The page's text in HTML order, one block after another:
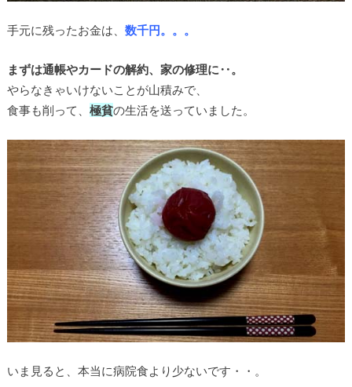
手元に残ったお金は、 数千円。。。
まずは通帳やカードの解約、家の修理に‥。
やらなきゃいけないことが山積みで、
食事も削って、 極貧の生活を送っていました。
いま見ると、本当に病院食より少ないです・・。